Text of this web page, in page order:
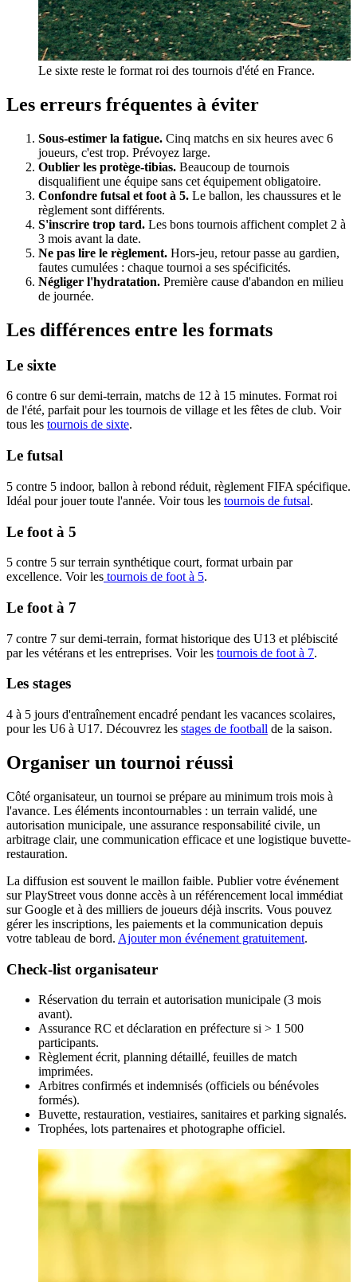
Le sixte reste le format roi des tournois d'été en France.
Les erreurs fréquentes à éviter
Sous-estimer la fatigue. Cinq matchs en six heures avec 6
joueurs, c'est trop. Prévoyez large.
Oublier les protège-tibias. Beaucoup de tournois
disqualifient une équipe sans cet équipement obligatoire.
Confondre futsal et foot à 5. Le ballon, les chaussures et le
règlement sont différents.
S'inscrire trop tard. Les bons tournois affichent complet 2 à
3 mois avant la date.
Ne pas lire le règlement. Hors-jeu, retour passe au gardien,
fautes cumulées : chaque tournoi a ses spécificités.
Négliger l'hydratation. Première cause d'abandon en milieu
de journée.
Les différences entre les formats
Le sixte
6 contre 6 sur demi-terrain, matchs de 12 à 15 minutes. Format roi
de l'été, parfait pour les tournois de village et les fêtes de club. Voir
tous les tournois de sixte.
Le futsal
5 contre 5 indoor, ballon à rebond réduit, règlement FIFA spécifique.
Idéal pour jouer toute l'année. Voir tous les tournois de futsal.
Le foot à 5
5 contre 5 sur terrain synthétique court, format urbain par
excellence. Voir les tournois de foot à 5.
Le foot à 7
7 contre 7 sur demi-terrain, format historique des U13 et plébiscité
par les vétérans et les entreprises. Voir les tournois de foot à 7.
Les stages
4 à 5 jours d'entraînement encadré pendant les vacances scolaires,
pour les U6 à U17. Découvrez les stages de football de la saison.
Organiser un tournoi réussi
Côté organisateur, un tournoi se prépare au minimum trois mois à
l'avance. Les éléments incontournables : un terrain validé, une
autorisation municipale, une assurance responsabilité civile, un
arbitrage clair, une communication efficace et une logistique buvette-
restauration.
La diffusion est souvent le maillon faible. Publier votre événement
sur PlayStreet vous donne accès à un référencement local immédiat
sur Google et à des milliers de joueurs déjà inscrits. Vous pouvez
gérer les inscriptions, les paiements et la communication depuis
votre tableau de bord. Ajouter mon événement gratuitement.
Check-list organisateur
Réservation du terrain et autorisation municipale (3 mois
avant).
Assurance RC et déclaration en préfecture si > 1 500
participants.
Règlement écrit, planning détaillé, feuilles de match
imprimées.
Arbitres confirmés et indemnisés (officiels ou bénévoles
formés).
Buvette, restauration, vestiaires, sanitaires et parking signalés.
Trophées, lots partenaires et photographe officiel.